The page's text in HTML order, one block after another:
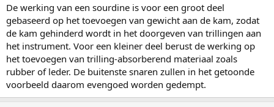
De werking van een sourdine is voor een groot deel
gebaseerd op het toevoegen van gewicht aan de kam, zodat
de kam gehinderd wordt in het doorgeven van trillingen aan
het instrument. Voor een kleiner deel berust de werking op
het toevoegen van trilling-absorberend materiaal zoals
rubber of leder. De buitenste snaren zullen in het getoonde
voorbeeld daarom evengoed worden gedempt.